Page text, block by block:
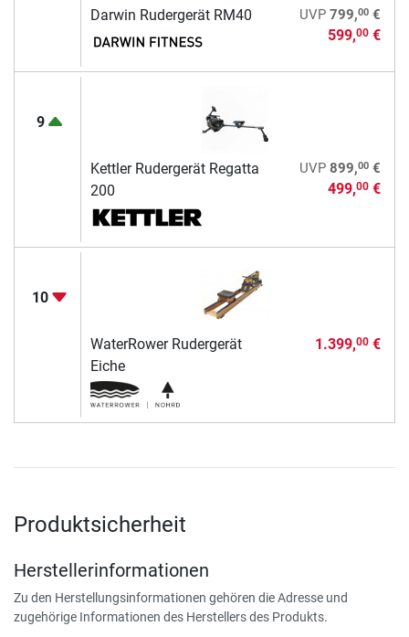
Darwin Rudergerät RM40 UVP 799,00€
599,00€
9
Kettler Rudergerät Regatta
200
UVP 899,00€
499,00€
10
WaterRower Rudergerät
Eiche
1.399,00€
Produktsicherheit
Herstellerinformationen
Zu den Herstellungsinformationen gehören die Adresse und
zugehörige Informationen des Herstellers des Produkts.